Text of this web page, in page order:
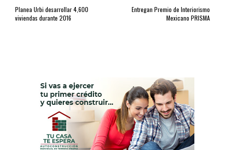
Planea Urbi desarrollar 4,600
viviendas durante 2016
Entregan Premio de Interiorismo
Mexicano PRISMA